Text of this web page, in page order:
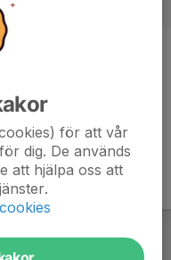
för att vår
dig. De används
att hjälpa oss att